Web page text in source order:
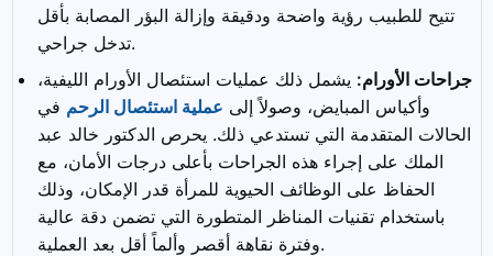
تتيح للطبيب رؤية واضحة ودقيقة وإزالة البؤر المصابة بأقل
تدخل جراحي.
جراحات الأورام: يشمل ذلك عمليات استئصال الأورام الليفية،
وأكياس المبايض، وصولاً إلى عملية استئصال الرحم في
الحالات المتقدمة التي تستدعي ذلك. يحرص الدكتور خالد عبد
الملك على إجراء هذه الجراحات بأعلى درجات الأمان، مع
الحفاظ على الوظائف الحيوية للمرأة قدر الإمكان، وذلك
باستخدام تقنيات المناظر المتطورة التي تضمن دقة عالية
وفترة نقاهة أقصر وألماً أقل بعد العملية.